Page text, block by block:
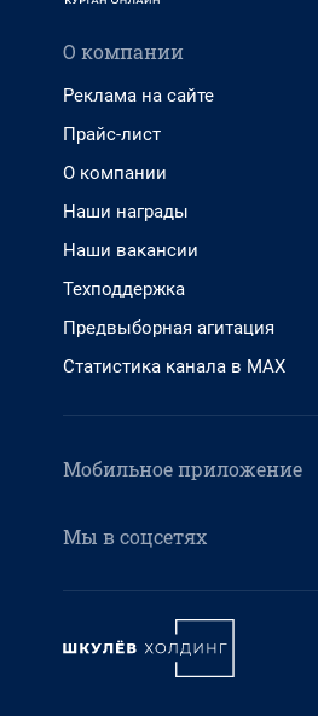
О компании
Реклама на сайте
Прайс-лист
О компании
Наши награды
Наши вакансии
Техподдержка
Предвыборная агитация
Статистика канала в MAX
Мобильное приложение
Мы в соцсетях